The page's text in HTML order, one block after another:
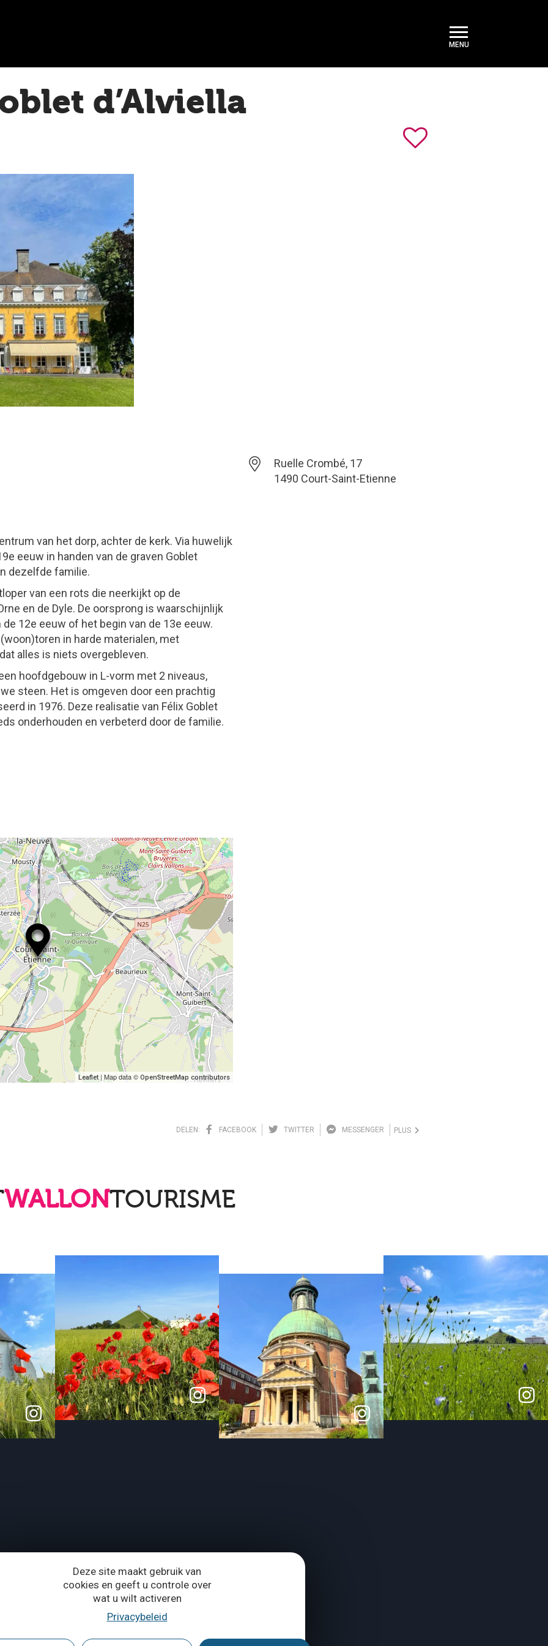
Deze site maakt gebruik van
cookies en geeft u controle over
wat u wilt activeren
Privacybeleid
d’Alviella
van het dorp, achter de kerk. Via huwelijk
eeuw in handen van de graven Goblet
dezelfde familie.
van een rots die neerkijkt op de
en de Dyle. De oorsprong is waarschijnlijk
12e eeuw of het begin van de 13e eeuw.
in harde materialen, met
alles is niets overgebleven.
hoofdgebouw in L-vorm met 2 niveaus,
steen. Het is omgeven door een prachtig
in 1976. Deze realisatie van Félix Goblet
onderhouden en verbeterd door de familie.
Leaflet| Map data © OpenStreetMap contributors
Ruelle Crombé, 17
1490 Court-Saint-Etienne
DELEN: FACEBOOK TWITTER MESSENGER PLUS
WALLONTOURISME